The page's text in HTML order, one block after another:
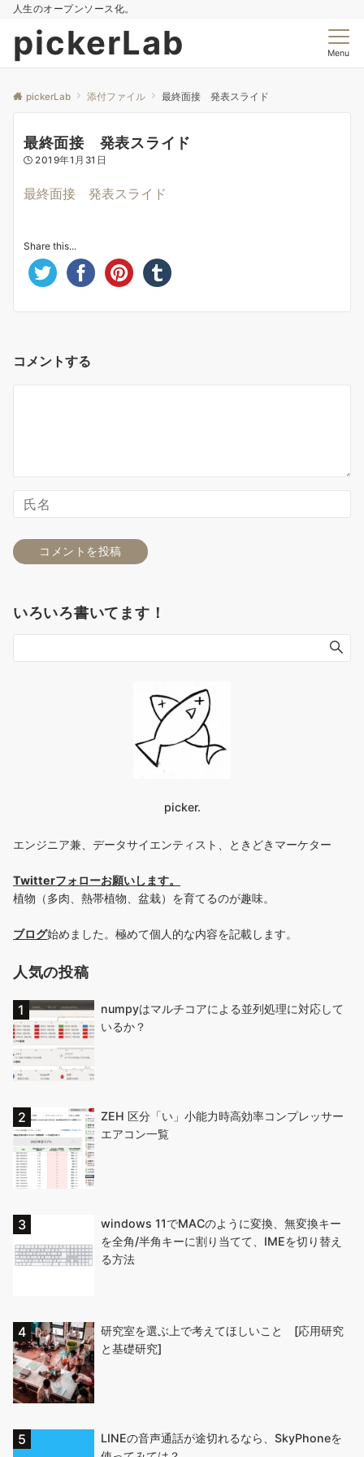
人生のオープンソース化。
pickerLab Menu
pickerLab 添付ファイル 最終面接 発表スライド
最終面接 発表スライド
2019年1月31日
最終面接 発表スライド
Share this...
コメントする
いろいろ書いてます！
picker.
エンジニア兼、データサイエンティスト、ときどきマーケター
Twitterフォローお願いします。
植物（多肉、熱帯植物、盆栽）を育てるのが趣味。
ブログ始めました。極めて個人的な内容を記載します。
人気の投稿
numpyはマルチコアによる並列処理に対応して
いるか？
ZEH 区分「い」小能力時高効率コンプレッサー
エアコン一覧
windows 11でMACのように変換、無変換キー
を全角/半角キーに割り当てて、IMEを切り替え
る方法
研究室を選ぶ上で考えてほしいこと [応用研究
と基礎研究]
LINEの音声通話が途切れるなら、SkyPhoneを